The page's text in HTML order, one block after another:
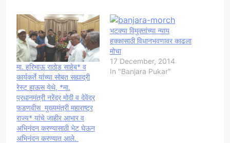
मा. हरिभाऊ राठोड साहेब* व
कार्यकर्ते यांच्या सोबत सह्याद्री
रेस्ट हाऊस येथे, *मा.
प्रधानमंत्री नरेंद्र मोदी व देवेंद्र
फडणवीस मुख्यमंत्री महाराष्ट्र
राज्य* यांचे जाहीर आभार व
अभिनंदन करण्यासाठी भेट घेऊन
अभिनंदन करण्यात आले.
भटक्या विमुक्तांच्या न्याय
हक्कासाठी विधानभवणावर काढला
मोचा
17 December, 2014
In "Banjara Pukar"